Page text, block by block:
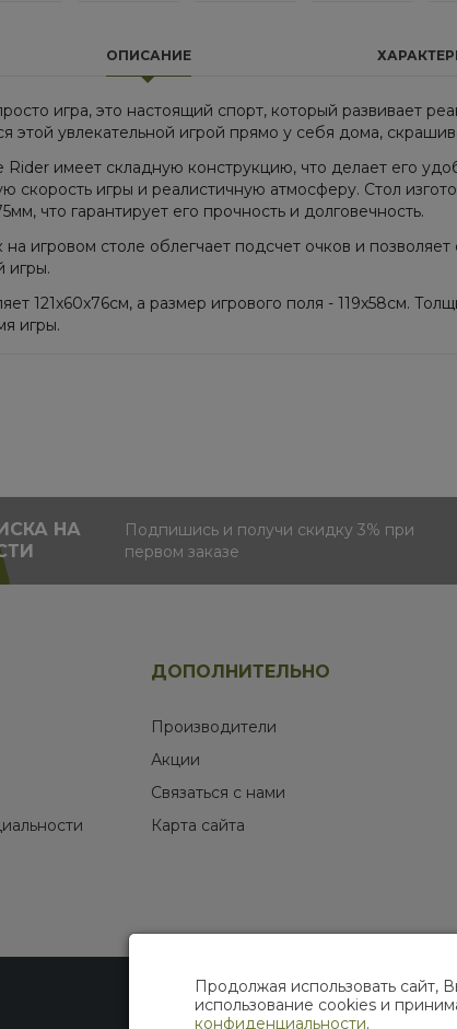
ОПИСАНИЕ
игра, это настоящий спорт, который развивает
этой увлекательной игрой прямо у себя дома,
Rider имеет складную конструкцию, что делает его
скорость игры и реалистичную атмосферу. Стол
что гарантирует его прочность и долговечность.
игровом столе облегчает подсчет очков и
игры.
121x60x76см, а размер игрового поля - 119x58см.
игры.
НА
Подпишись и получи скидку 3% при
первом заказе
ДОПОЛНИТЕЛЬНО
Производители
Акции
Связаться с нами
Карта сайта
МЫ В
Продолжая использовать сайт,
использование cookies и
конфиденциальности.